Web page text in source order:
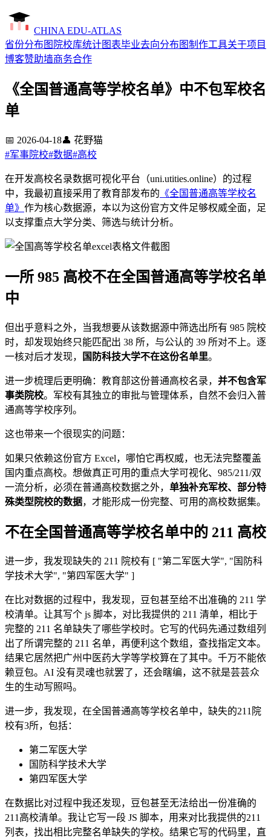
CHINA EDU-ATLAS
省份分布图 院校库统计图表毕业去向分布图制作工具关于项目
博客赞助墙商务合作
《全国普通高等学校名单》中不包军校名
单
📅 2026-04-18👤 花野猫
#军事院校#数据#高校
在开发高校名录数据可视化平台（uni.utities.online）的过程
中，我最初直接采用了教育部发布的 《全国普通高等学校名
单》 作为核心数据源，本以为这份官方文件足够权威全面，足
以支撑重点大学分类、筛选与统计分析。
一所 985 高校不在全国普通高等学校名单
中
但出乎意料之外，当我想要从该数据源中筛选出所有 985 院校
时，却发现始终只能匹配出 38 所，与公认的 39 所对不上。逐
一核对后才发现，
国防科技大学不在这份名单里。
进一步梳理后更明确：教育部这份普通高校名录， 并不包含军
事类院校。军校有其独立的审批与管理体系，自然不会归入普
通高等学校序列。
这也带来一个很现实的问题：
如果只依赖这份官方 Excel，哪怕它再权威，也无法完整覆盖
国内重点高校。想做真正可用的重点大学可视化、985/211/双
一流分析，必须在普通高校数据之外， 单独补充军校、部分特
殊类型院校的数据，才能形成一份完整、可用的高校数据集。
不在全国普通高等学校名单中的 211 高校
进一步，我发现缺失的 211 院校有 [ "第二军医大学", "国防科
学技术大学", "第四军医大学" ]
在比对数据的过程中，我发现，豆包甚至给不出准确的 211 学
校清单。让其写个 js 脚本，对比我提供的 211 清单，相比于
完整的 211 名单缺失了哪些学校时。它写的代码先通过数组列
出了所谓完整的 211 名单，再便利这个数组，查找指定文本。
结果它居然把广州中医药大学等学校算在了其中。千万不能依
赖豆包。AI 没有灵魂也就罢了，还会瞎编，这不就是芸芸众
生的生动写照吗。
进一步，我发现，在全国普通高等学校名单中，缺失的211院
校有3所，包括：
第二军医大学
国防科学技术大学
第四军医大学
在数据比对过程中我还发现，豆包甚至无法给出一份准确的
211高校清单。我让它写一段 JS 脚本，用来对比我提供的211
列表，找出相比完整名单缺失的学校。结果它写的代码里，直